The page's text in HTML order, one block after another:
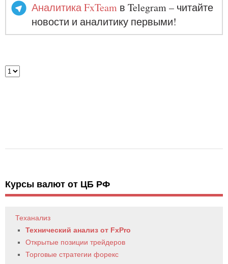
Аналитика FxTeam в Telegram – читайте
новости и аналитику первыми!
Курсы валют от ЦБ РФ
Теханализ
Технический анализ от FxPro
Открытые позиции трейдеров
Торговые стратегии форекс